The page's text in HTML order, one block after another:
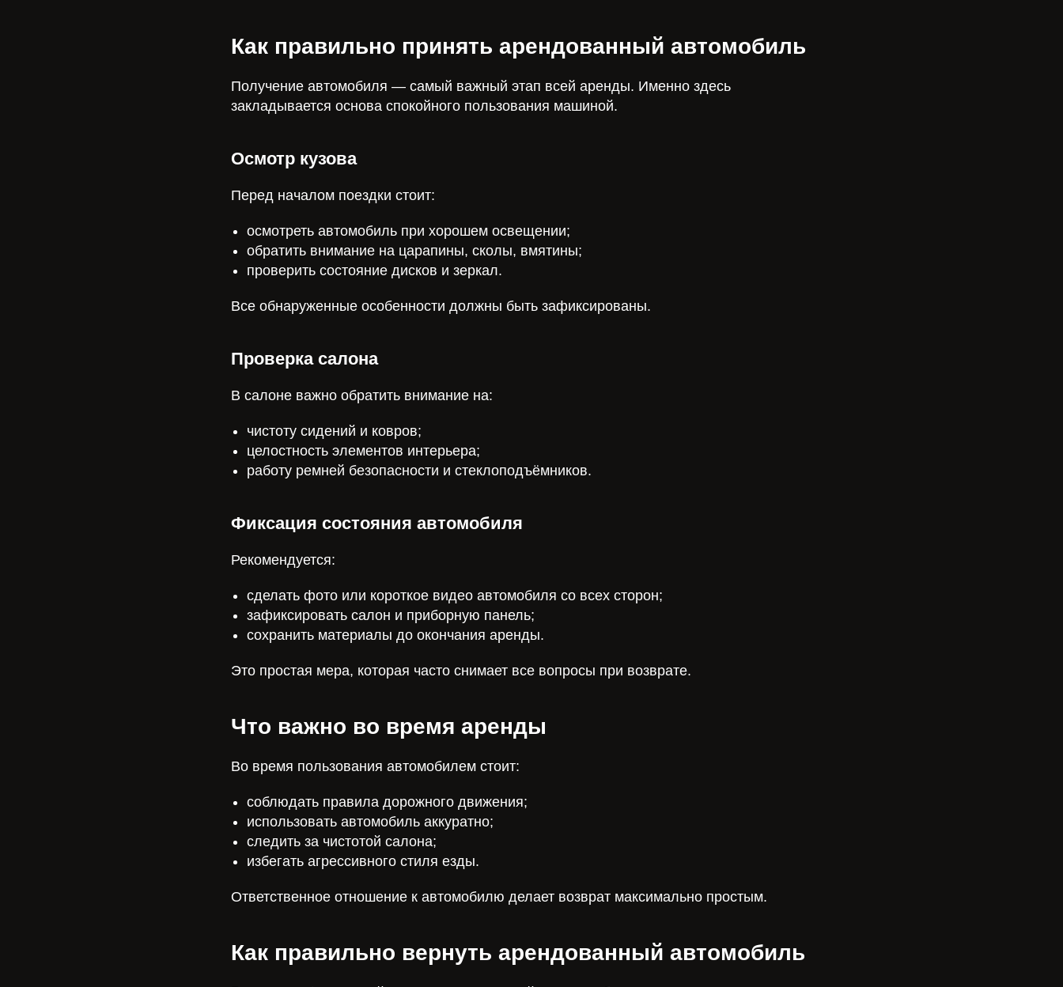
Как правильно принять арендованный автомобиль
Получение автомобиля — самый важный этап всей аренды. Именно здесь
закладывается основа спокойного пользования машиной.
Осмотр кузова
Перед началом поездки стоит:
осмотреть автомобиль при хорошем освещении;
обратить внимание на царапины, сколы, вмятины;
проверить состояние дисков и зеркал.
Все обнаруженные особенности должны быть зафиксированы.
Проверка салона
В салоне важно обратить внимание на:
чистоту сидений и ковров;
целостность элементов интерьера;
работу ремней безопасности и стеклоподъёмников.
Фиксация состояния автомобиля
Рекомендуется:
сделать фото или короткое видео автомобиля со всех сторон;
зафиксировать салон и приборную панель;
сохранить материалы до окончания аренды.
Это простая мера, которая часто снимает все вопросы при возврате.
Что важно во время аренды
Во время пользования автомобилем стоит:
соблюдать правила дорожного движения;
использовать автомобиль аккуратно;
следить за чистотой салона;
избегать агрессивного стиля езды.
Ответственное отношение к автомобилю делает возврат максимально простым.
Как правильно вернуть арендованный автомобиль